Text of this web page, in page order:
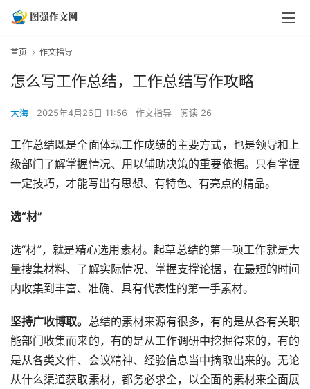
首页 作文指导
怎么写工作总结，工作总结写作攻略
大海 2025年4月26日 11:56 作文指导 阅读 26
工作总结既是全面体现工作成绩的主要方式，也是领导和上
级部门了解掌握情况、用以辅助决策的重要依据。只有掌握
一定技巧，才能写出有思想、有特色、有亮点的精品。
选“材”
选“材”，就是精心选用素材。起草总结的第一项工作就是大
量搜集材料、了解实际情况、掌握支撑论据，在最短的时间
内收集到丰富、准确、具有代表性的第一手素材。
坚持广收博取。 总结的素材来源有很多，有的是从各有关职
能部门收集而来的，有的是从工作调研中挖掘得来的，有的
是从各类文件、会议精神、经验信息当中摘取出来的。无论
从什么渠道获取素材，都务必求全，以全面的素材来全面展